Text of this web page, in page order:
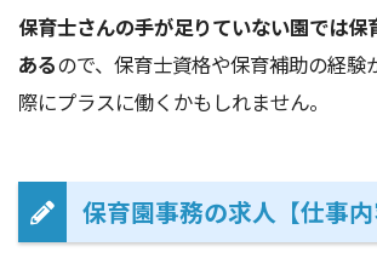
保育士さんの手が足りていない園では保
あるので、保育士資格や保育補助の経験
際にプラスに働くかもしれません。
保育園事務の求人【仕事内